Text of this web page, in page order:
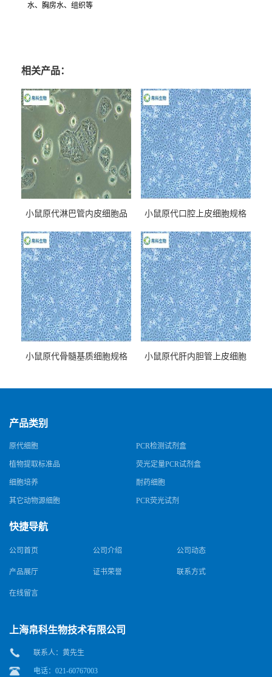
水、胸房水、组织等
相关产品：
小鼠原代淋巴管内皮细胞品
小鼠原代口腔上皮细胞规格
小鼠原代骨髓基质细胞规格
小鼠原代肝内胆管上皮细胞
产品类别
原代细胞 PCR检测试剂盒
植物提取标准品 荧光定量PCR试剂盒
细胞培养 耐药细胞
其它动物源细胞 PCR荧光试剂
快捷导航
公司首页 公司介绍 公司动态
产品展厅 证书荣誉 联系方式
在线留言
上海帛科生物技术有限公司
联系人：黄先生
电话：021-60767003